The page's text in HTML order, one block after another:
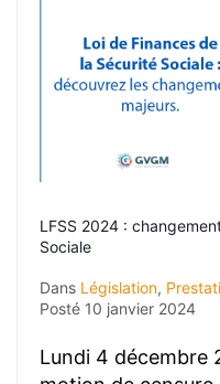
LFSS 2024 :
Sociale
Dans Législation,
Posté 10 janvier 2024
Lundi 4 décembre